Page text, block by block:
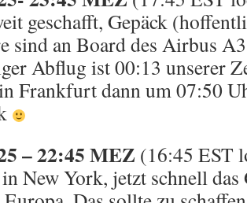
geschafft, Gepäck
sind an Board des Airbus
Abflug ist 00:13 unserer
Frankfurt dann um 07:50
– 22:45 MEZ (16:45 EST
New York, jetzt schnell das